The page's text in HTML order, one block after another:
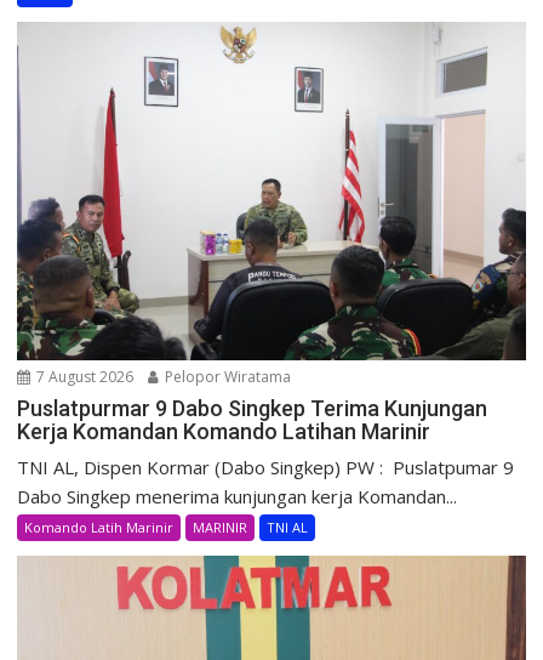
7 August 2026 Pelopor Wiratama
Puslatpurmar 9 Dabo Singkep Terima Kunjungan
Kerja Komandan Komando Latihan Marinir
TNI AL, Dispen Kormar (Dabo Singkep) PW : Puslatpumar 9
Dabo Singkep menerima kunjungan kerja Komandan...
Komando Latih Marinir MARINIR TNI AL